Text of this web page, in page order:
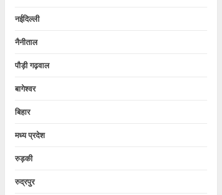
नईदिल्ली
नैनीताल
पौड़ी गढ़वाल
बागेश्वर
बिहार
मध्य प्रदेश
रुड़की
रुद्रपुर